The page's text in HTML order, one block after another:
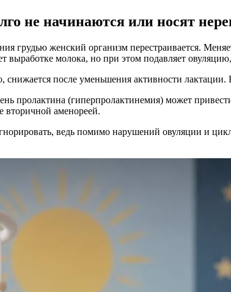
не начинаются или носят
грудью женский организм перестраивается.
выработке молока, но при этом подавляет
снижается после уменьшения активности
пролактина (гиперпролактинемия) может
вторичной аменореей.
ведь помимо нарушений овуляции и